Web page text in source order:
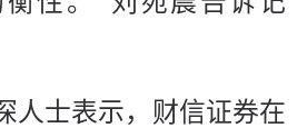
人士表示，财信证券在